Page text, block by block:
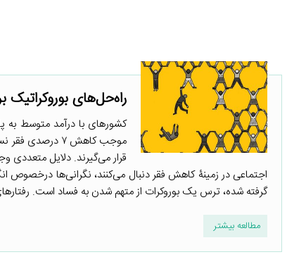
راه‌حل‌های
قرار می‌گیرند. دلایل متعددی
اجتماعی در زمینۀ کاهش فقر دنبال می‌کنند، نگرانی‌ها درخصوص
گرفته شده، ترس یک بوروکرات از متهم شدن به فساد است.
مطالعه بیشتر